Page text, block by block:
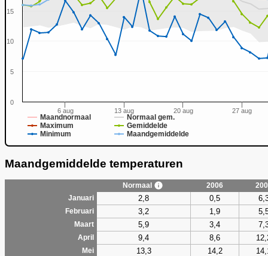
Maandnormaal
Normaal gem.
Maximum
Gemiddelde
Minimum
Maandgemiddelde
6 aug 13 aug 20 aug 27 aug
0
5
10
15
Maandgemiddelde temperaturen
Normaal 2006
Januari
2,8 0,5
Februari 3,2 1,9
Maart 5,9 3,4
April 9,4 8,6
Mei 13,3 14,2